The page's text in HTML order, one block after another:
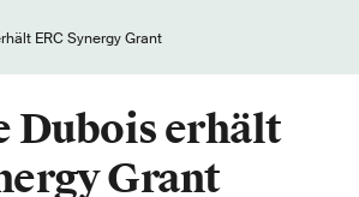
ERC Synergy Grant
Dubois erhält
Grant